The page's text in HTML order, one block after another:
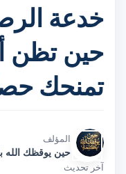
خدعة
حين تظن
تمنحك
المؤلف
حين يوقظك الله
آخر تحديث